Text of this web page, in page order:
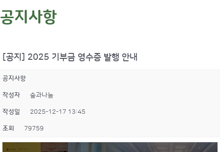
공지사항
[공지] 2025 기부금 영수증 발행 안내
공지사항
작성자 숲과나눔
작성일 2025-12-17 13:45
조회 79759